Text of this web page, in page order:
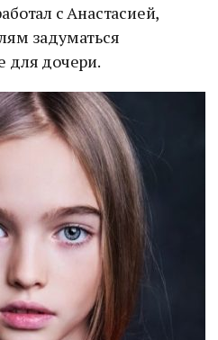
с Анастасией,
задуматься
для дочери.